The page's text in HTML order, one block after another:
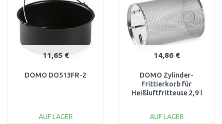
11,65 €
DOMO DO513FR-2
AUF LAGER
14,86 €
DOMO Zylinder-
Frittierkorb für
Heißluftfritteuse 2,9 l
AUF LAGER